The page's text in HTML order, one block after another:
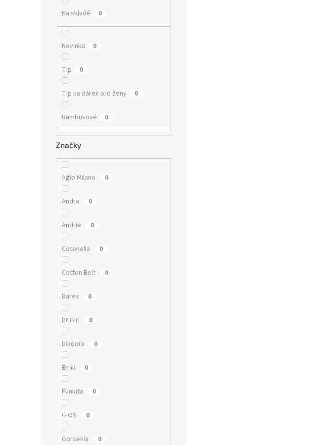
Na skladě 0
Novinka 0
Tip 0
Tip na dárek pro ženy 0
Bambusové 0
Značky
Agio Milano 0
Andra 0
Andrie 0
Cotonella 0
Cotton Belt 0
Darex 0
DCGirl 0
Diadora 0
Emili 0
Funkita 0
GIOS 0
Gorsenia 0